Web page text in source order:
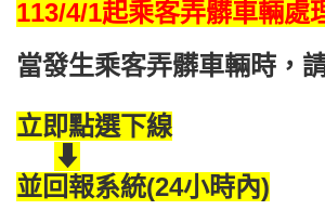
113/4/1起乘客弄髒車輛處
當發生乘客弄髒車輛時，
立即點選下線
⬇
並回報系統(24小時內)